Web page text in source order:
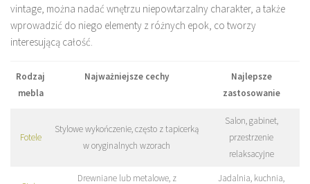
vintage, można nadać wnętrzu niepowtarzalny charakter, a także
wprowadzić do niego elementy z różnych epok, co tworzy
interesującą całość.
Rodzaj
mebla
Najważniejsze cechy
Najlepsze
zastosowanie
Fotele
Stylowe wykończenie, często z tapicerką
w oryginalnych wzorach
Salon, gabinet,
przestrzenie
relaksacyjne
Drewniane lub metalowe, z
Jadalnia, kuchnia,